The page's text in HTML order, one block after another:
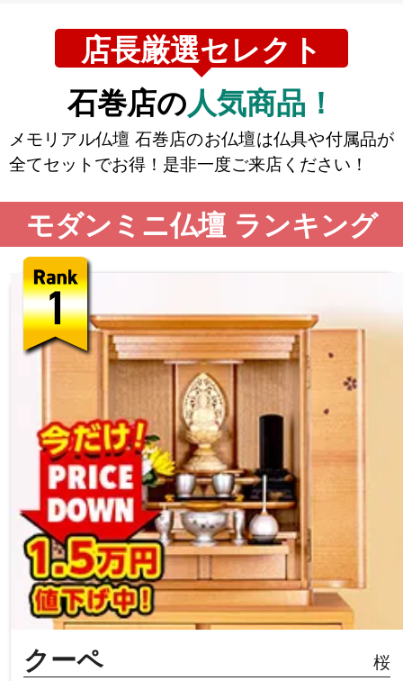
店長厳選セレクト
石巻店の人気商品！
メモリアル仏壇 石巻店のお仏壇は仏具や付属品が
全てセットでお得！是非一度ご来店ください！
モダンミニ仏壇 ランキング
クーペ 桜